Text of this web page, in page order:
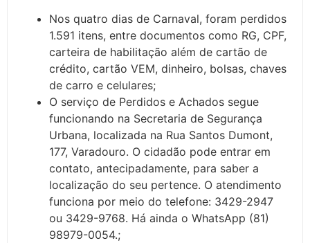
Nos quatro dias de Carnaval, foram perdidos
1.591 itens, entre documentos como RG, CPF,
carteira de habilitação além de cartão de
crédito, cartão VEM, dinheiro, bolsas, chaves
de carro e celulares;
O serviço de Perdidos e Achados segue
funcionando na Secretaria de Segurança
Urbana, localizada na Rua Santos Dumont,
177, Varadouro. O cidadão pode entrar em
contato, antecipadamente, para saber a
localização do seu pertence. O atendimento
funciona por meio do telefone: 3429-2947
ou 3429-9768. Há ainda o WhatsApp (81)
98979-0054.;